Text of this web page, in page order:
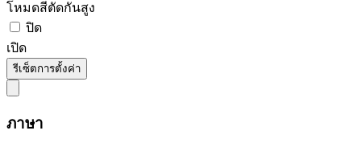
โหมดสีตัดกันสูง
ปิด
เปิด
รีเซ็ตการตั้งค่า
ภาษา